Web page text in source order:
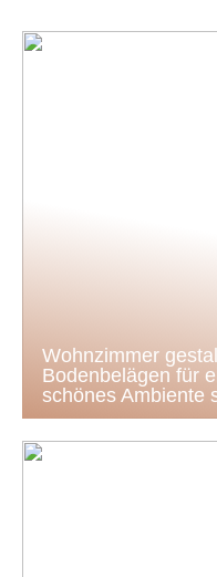
Wohnzimmer
Bodenbelägen für
schönes Ambiente